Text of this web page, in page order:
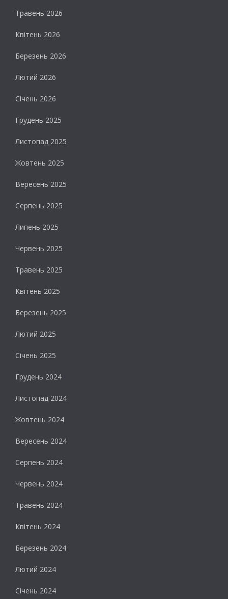
Травень 2026
Квітень 2026
Березень 2026
Лютий 2026
Січень 2026
Грудень 2025
Листопад 2025
Жовтень 2025
Вересень 2025
Серпень 2025
Липень 2025
Червень 2025
Травень 2025
Квітень 2025
Березень 2025
Лютий 2025
Січень 2025
Грудень 2024
Листопад 2024
Жовтень 2024
Вересень 2024
Серпень 2024
Червень 2024
Травень 2024
Квітень 2024
Березень 2024
Лютий 2024
Січень 2024